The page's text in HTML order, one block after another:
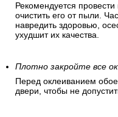
Рекомендуется
очистить его от пыли.
навредить здоровью,
ухудшит их качества.
Плотно закройте все
Перед оклеиванием
двери, чтобы не